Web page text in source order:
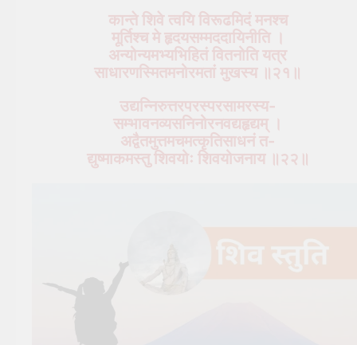
कान्ते शिवे त्वयि विरूढमिदं मनश्च
मूर्तिश्च मे हृदयसम्मददायिनीति ।
अन्योन्यमभ्यभिहितं वितनोति यत्र
साधारणस्मितमनोरमतां मुखस्य ॥२१॥
उद्यन्निरुत्तरपरस्परसामरस्य-
सम्भावनव्यसनिनोरनवद्यहृद्यम् ।
अद्वैतमुत्तमचमत्कृतिसाधनं त-
द्युष्माकमस्तु शिवयोः शिवयोजनाय ॥२२॥